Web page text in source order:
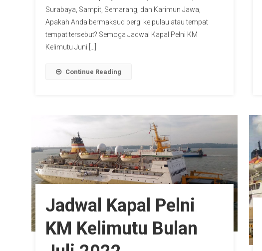
Surabaya, Sampit, Semarang, dan Karimun Jawa,
Apakah Anda bermaksud pergi ke pulau atau tempat
tempat tersebut? Semoga Jadwal Kapal Pelni KM
Kelimutu Juni […]
Continue Reading
Jadwal Kapal Pelni
KM Kelimutu Bulan